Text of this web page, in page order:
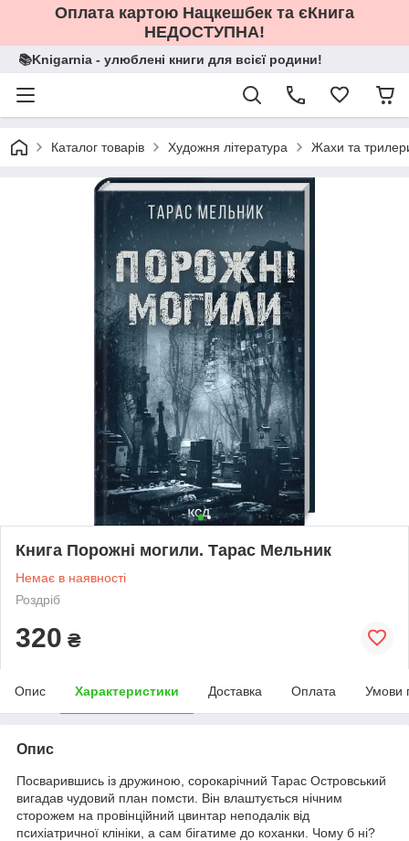
Оплата картою Нацкешбек та єКнига
НЕДОСТУПНА!
📚Knigarnia - улюблені книги для всієї родини!
Каталог товарів Художня література Жахи та
Книга Порожні могили. Тарас Мельник
Немає в наявності
Роздріб
320 ₴
Опис Характеристики Доставка Оплата Умови
Опис
Посварившись із дружиною, сорокарічний Тарас Островський
вигадав чудовий план помсти. Він влаштується нічним
сторожем на провінційний цвинтар неподалік від
психіатричної клініки, а сам бігатиме до коханки. Чому б ні?